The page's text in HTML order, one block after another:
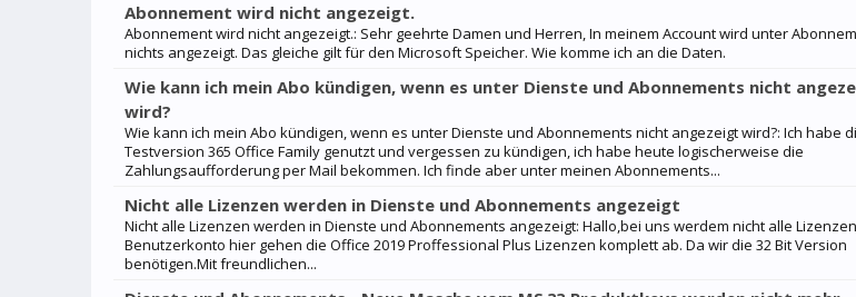
Abonnement wird nicht angezeigt.
Abonnement wird nicht angezeigt.: Sehr geehrte Damen und Herren, In meinem Account wird unter
nichts angezeigt. Das gleiche gilt für den Microsoft Speicher. Wie komme ich an die Daten.
Wie kann ich mein Abo kündigen, wenn es unter Dienste und Abonnements nicht
wird?
Wie kann ich mein Abo kündigen, wenn es unter Dienste und Abonnements nicht angezeigt wird?: Ich habe
Testversion 365 Office Family genutzt und vergessen zu kündigen, ich habe heute logischerweise die
Zahlungsaufforderung per Mail bekommen. Ich finde aber unter meinen Abonnements...
Nicht alle Lizenzen werden in Dienste und Abonnements angezeigt
Nicht alle Lizenzen werden in Dienste und Abonnements angezeigt: Hallo,bei uns werdem nicht alle
Benutzerkonto hier gehen die Office 2019 Proffessional Plus Lizenzen komplett ab. Da wir die 32 Bit Version
benötigen.Mit freundlichen...